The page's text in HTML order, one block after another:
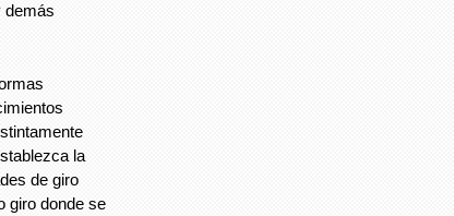
demás
la
de giro
giro donde se